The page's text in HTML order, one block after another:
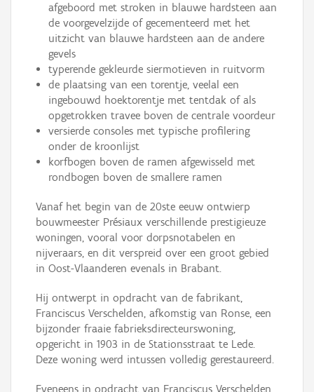
afgeboord met stroken in blauwe hardsteen aan
de voorgevelzijde of gecementeerd met het
uitzicht van blauwe hardsteen aan de andere
gevels
typerende gekleurde siermotieven in ruitvorm
de plaatsing van een torentje, veelal een
ingebouwd hoektorentje met tentdak of als
opgetrokken travee boven de centrale voordeur
versierde consoles met typische profilering
onder de kroonlijst
korfbogen boven de ramen afgewisseld met
rondbogen boven de smallere ramen
Vanaf het begin van de 20ste eeuw ontwierp
bouwmeester Présiaux verschillende prestigieuze
woningen, vooral voor dorpsnotabelen en
nijveraars, en dit verspreid over een groot gebied
in Oost-Vlaanderen evenals in Brabant.
Hij ontwerpt in opdracht van de fabrikant,
Franciscus Verschelden, afkomstig van Ronse, een
bijzonder fraaie fabrieksdirecteurswoning,
opgericht in 1903 in de Stationsstraat te Lede.
Deze woning werd intussen volledig gerestaureerd.
Eveneens in opdracht van Franciscus Verschelden